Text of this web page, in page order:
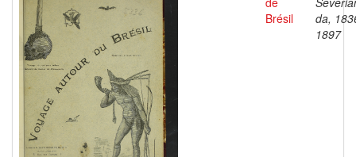
Brésil
da,
1897